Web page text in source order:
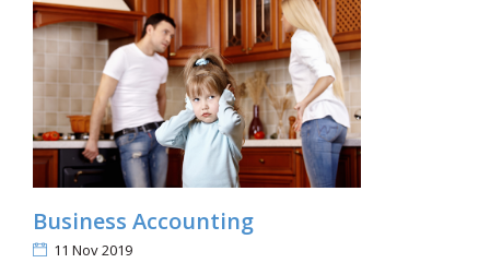
Business Accounting
11 Nov 2019